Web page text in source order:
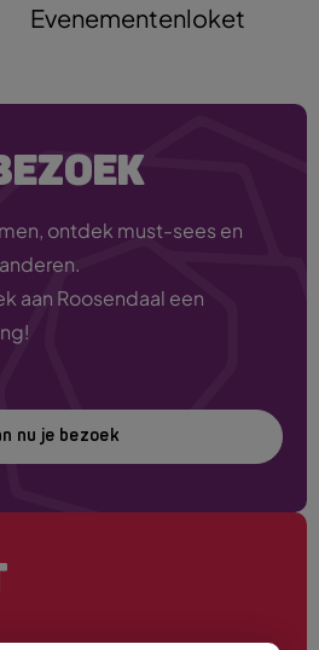
Evenementenloket
ontdek must-sees en
aan Roosendaal een
nu je bezoek